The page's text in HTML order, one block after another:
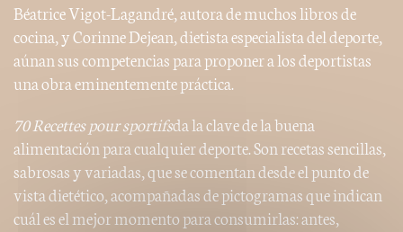
Béatrice Vigot-Lagandré, autora de muchos libros de
cocina, y Corinne Dejean, dietista especialista del deporte,
aúnan sus competencias para proponer a los deportistas
una obra eminentemente práctica.
70 Recettes poursportifsda la clave de la buena
alimentación para cualquier deporte. Son recetas sencillas,
sabrosas y variadas, que se comentan desde el punto de
vista dietético, acompañadas de pictogramas que indican
cuál es el mejor momento para consumirlas: antes,